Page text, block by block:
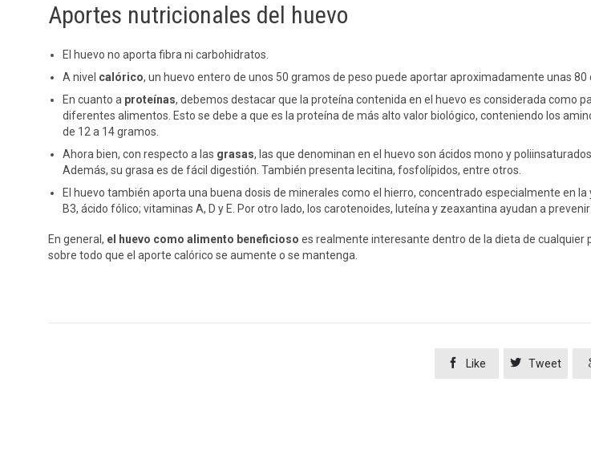
Aportes nutricionales del huevo
El huevo no aporta fibra ni carbohidratos.
A nivel calórico, un huevo entero de unos 50 gramos de peso puede aportar aproximadamente unas 80
En cuanto a proteínas, debemos destacar que la proteína contenida en el huevo es considerada
diferentes alimentos. Esto se debe a que es la proteína de más alto valor biológico, conteniendo los
de 12 a 14 gramos.
Ahora bien, con respecto a las grasas, las que denominan en el huevo son ácidos mono y
Además, su grasa es de fácil digestión. También presenta lecitina, fosfolípidos, entre otros.
El huevo también aporta una buena dosis de minerales como el hierro, concentrado especialmente en
B3, ácido fólico; vitaminas A, D y E. Por otro lado, los carotenoides, luteína y zeaxantina ayudan a
En general, el huevo como alimento beneficioso es realmente interesante dentro de la dieta de
sobre todo que el aporte calórico se aumente o se mantenga.
 Like  Tweet